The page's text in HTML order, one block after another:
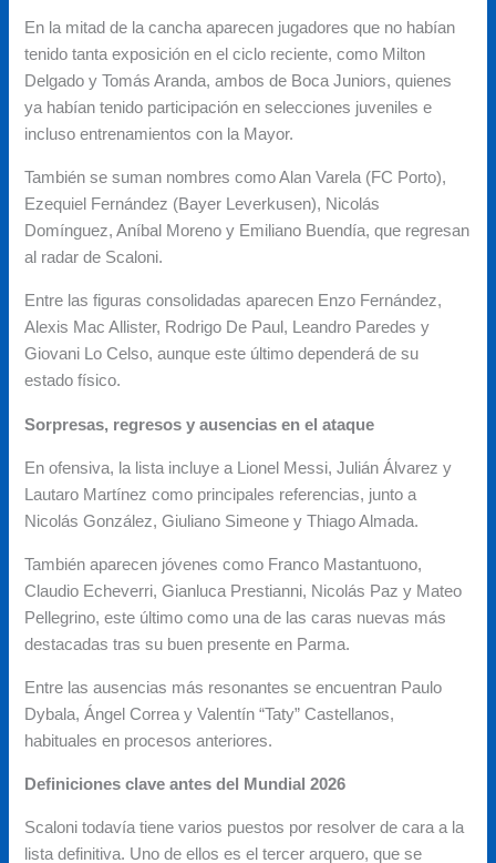
En la mitad de la cancha aparecen jugadores que no habían
tenido tanta exposición en el ciclo reciente, como Milton
Delgado y Tomás Aranda, ambos de Boca Juniors, quienes
ya habían tenido participación en selecciones juveniles e
incluso entrenamientos con la Mayor.
También se suman nombres como Alan Varela (FC Porto),
Ezequiel Fernández (Bayer Leverkusen), Nicolás
Domínguez, Aníbal Moreno y Emiliano Buendía, que regresan
al radar de Scaloni.
Entre las figuras consolidadas aparecen Enzo Fernández,
Alexis Mac Allister, Rodrigo De Paul, Leandro Paredes y
Giovani Lo Celso, aunque este último dependerá de su
estado físico.
Sorpresas, regresos y ausencias en el ataque
En ofensiva, la lista incluye a Lionel Messi, Julián Álvarez y
Lautaro Martínez como principales referencias, junto a
Nicolás González, Giuliano Simeone y Thiago Almada.
También aparecen jóvenes como Franco Mastantuono,
Claudio Echeverri, Gianluca Prestianni, Nicolás Paz y Mateo
Pellegrino, este último como una de las caras nuevas más
destacadas tras su buen presente en Parma.
Entre las ausencias más resonantes se encuentran Paulo
Dybala, Ángel Correa y Valentín “Taty” Castellanos,
habituales en procesos anteriores.
Definiciones clave antes del Mundial 2026
Scaloni todavía tiene varios puestos por resolver de cara a la
lista definitiva. Uno de ellos es el tercer arquero, que se